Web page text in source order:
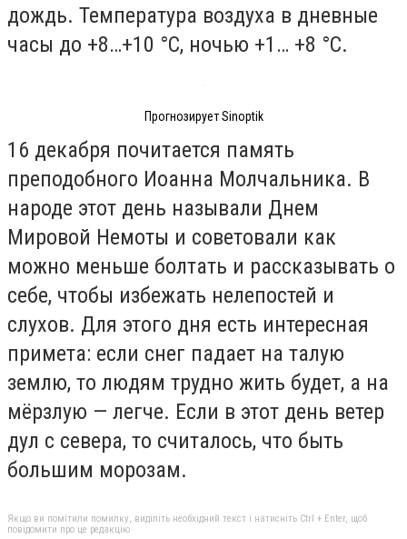
дождь. Температура воздуха в дневные
часы до +8…+10 °С, ночью +1… +8 °С.
Прогнозирует Sinoptik
16 декабря почитается память
преподобного Иоанна Молчальника. В
народе этот день называли Днем
Мировой Немоты и советовали как
можно меньше болтать и рассказывать о
себе, чтобы избежать нелепостей и
слухов. Для этого дня есть интересная
примета: если снег падает на талую
землю, то людям трудно жить будет, а на
мёрзлую — легче. Если в этот день ветер
дул с севера, то считалось, что быть
большим морозам.
Якщо ви помітили помилку, виділіть необхідний текст і натисніть Ctrl + Enter, щоб
повідомити про це редакцію